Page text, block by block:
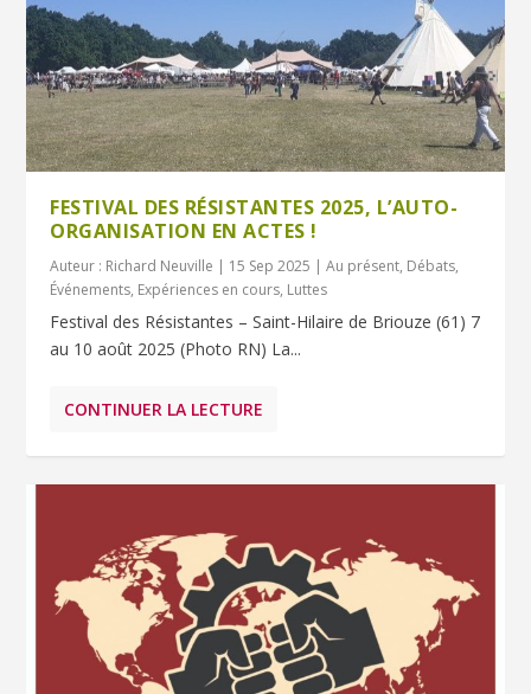
FESTIVAL DES RÉSISTANTES 2025, L’AUTO-
ORGANISATION EN ACTES !
Auteur : Richard Neuville | 15 Sep 2025 |Au présent, Débats,
Événements, Expériences en cours, Luttes
Festival des Résistantes – Saint-Hilaire de Briouze (61) 7
au 10 août 2025 (Photo RN) La...
CONTINUER LA LECTURE